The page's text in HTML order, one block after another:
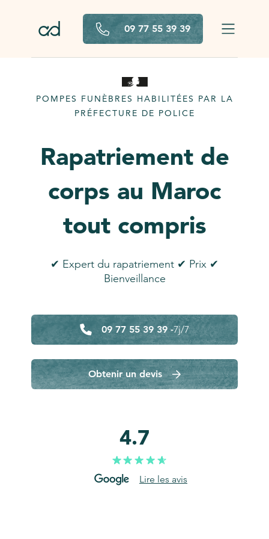
09 77 55 39 39
POMPES FUNÈBRES HABILITÉES PAR LA
PRÉFECTURE DE POLICE
Rapatriement de
corps au Maroc
tout compris
✔ Expert du rapatriement ✔ Prix ✔
Bienveillance
09 77 55 39 39 -7j/7
Obtenir un devis
4.7
Lire les avis